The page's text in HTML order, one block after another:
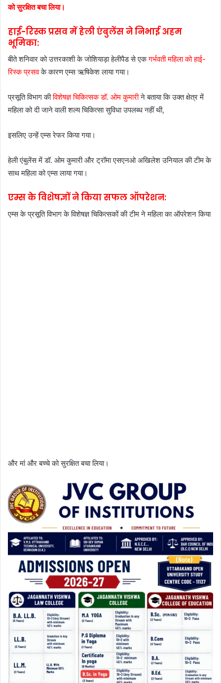
को सुरक्षित बचा लिया।
हाई-रिस्क प्रसव में हेली एंबुलेंस ने निभाई अहम
भूमिका:
बीते शनिवार को उत्तरकाशी के जोशियाड़ा हेलीपैड से एकगर्भवती महिला को हाई-
रिस्क प्रसवके कारण एम्स ऋषिकेश लाया गया।
प्रसूति विभाग कीविशेषज्ञ चिकित्सक डॉ. ओम कुमारीने बताया कि उक्त क्षेत्र में
महिला को दी जाने वाली शल्य चिकित्सा सुविधा उपलब्ध नहीं थी,
इसलिए उन्हें एम्स रेफर किया गया।
हेली एंबुलेंस में डॉ. ओम कुमारी और ट्रॉमा एसएनओ अखिलेश उनियाल की टीम के
साथ महिला को एम्स लाया गया।
एम्स के विशेषज्ञों ने किया सफल ऑपरेशन:
एम्स के प्रसूति विभाग के विशेषज्ञ चिकित्सकों की टीम ने महिला का ऑपरेशन किया
और मां और बच्चे को सुरक्षित बचा लिया।